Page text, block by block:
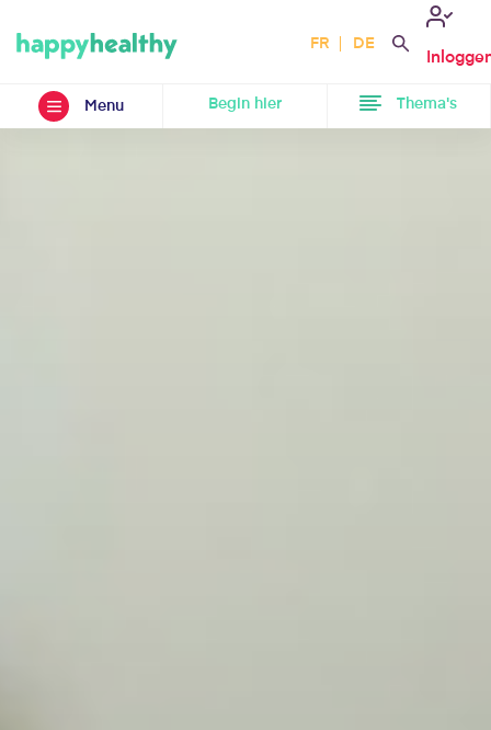
FR DE
Menu Begin hier Thema's